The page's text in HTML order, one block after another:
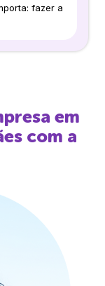
fazer a
em
com a